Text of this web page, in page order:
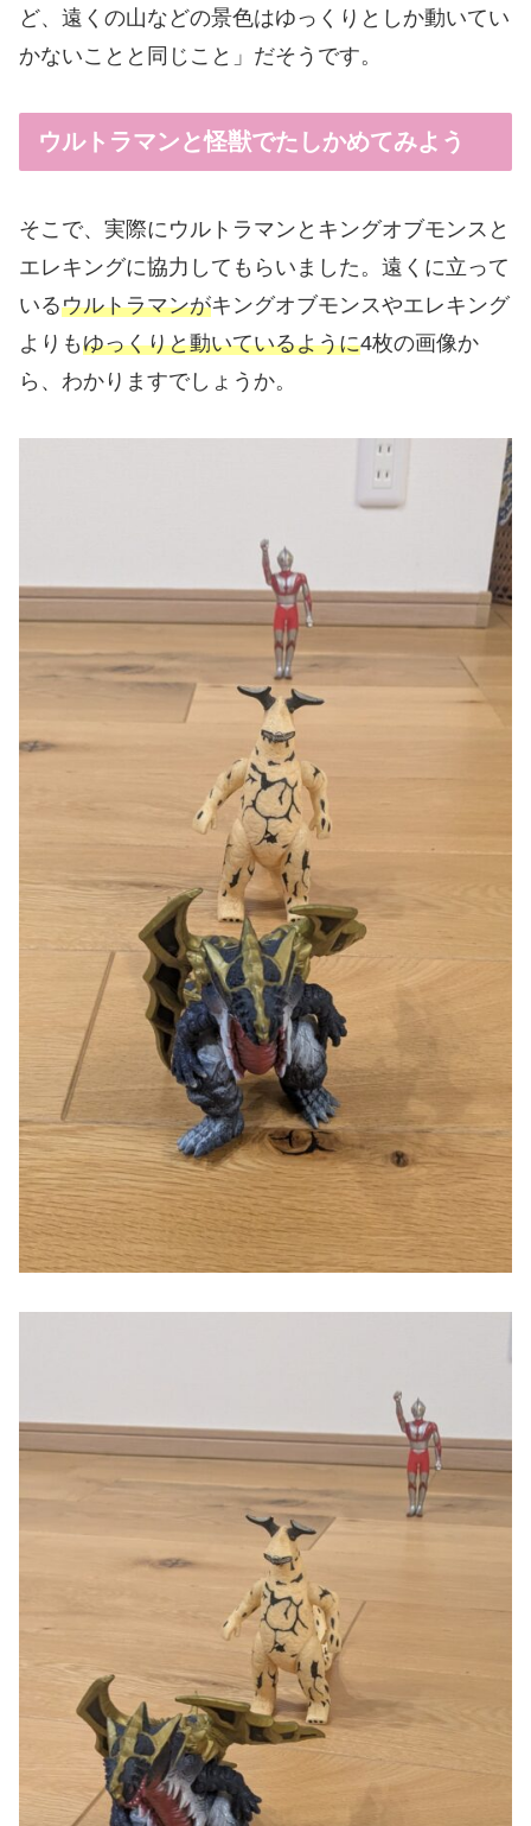
ど、遠くの山などの景色はゆっくりとしか動いてい
かないことと同じこと」だそうです。
ウルトラマンと怪獣でたしかめてみよう
そこで、実際にウルトラマンとキングオブモンスと
エレキングに協力してもらいました。遠くに立って
いるウルトラマンがキングオブモンスやエレキング
よりもゆっくりと動いているように4枚の画像か
ら、わかりますでしょうか。